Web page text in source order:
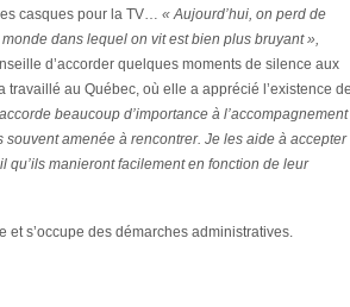
casques pour la TV… « Aujourd’hui, on perd de
dans lequel on vit est bien plus bruyant »,
d’accorder quelques moments de silence aux
travaillé au Québec, où elle a apprécié l’existence
beaucoup d’importance à l’accompagnement
amenée à rencontrer. Je les aide à accepter
qu’ils manieront facilement en fonction de leur
s’occupe des démarches administratives.